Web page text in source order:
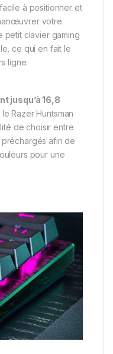
à positionner et
votre
petit clavier gaming
ce qui en fait le
ligne.
jusqu’à 16,8
le Razer Huntsman
de choisir entre
afin de
pour une